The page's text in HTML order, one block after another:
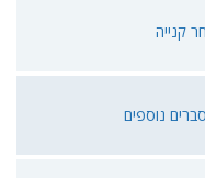
קנייה
נוספים